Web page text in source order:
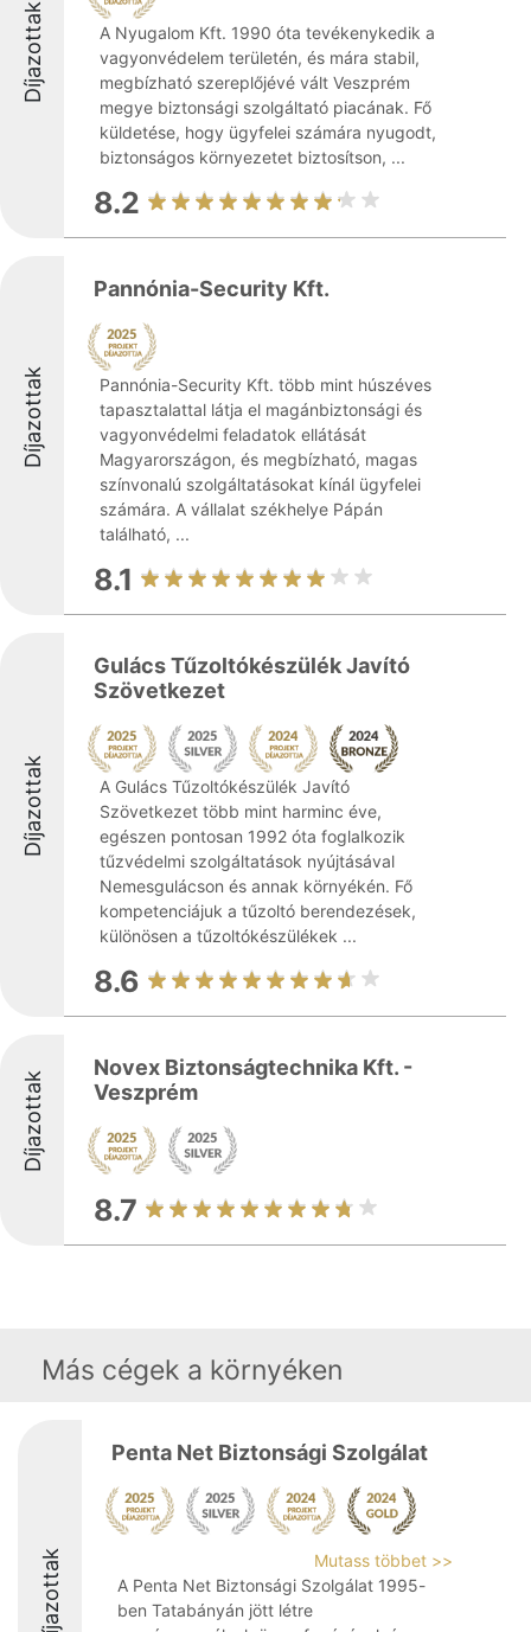
Díjazottak
A Nyugalom Kft. 1990 óta tevékenykedik a
vagyonvédelem területén, és mára stabil,
megbízható szereplőjévé vált Veszprém
megye biztonsági szolgáltató piacának. Fő
küldetése, hogy ügyfelei számára nyugodt,
biztonságos környezetet biztosítson, ...
8.2
Díjazottak
Pannónia-Security Kft.
Pannónia-Security Kft. több mint húszéves
tapasztalattal látja el magánbiztonsági és
vagyonvédelmi feladatok ellátását
Magyarországon, és megbízható, magas
színvonalú szolgáltatásokat kínál ügyfelei
számára. A vállalat székhelye Pápán
található, ...
8.1
Díjazottak
Gulács Tűzoltókészülék Javító
Szövetkezet
A Gulács Tűzoltókészülék Javító
Szövetkezet több mint harminc éve,
egészen pontosan 1992 óta foglalkozik
tűzvédelmi szolgáltatások nyújtásával
Nemesgulácson és annak környékén. Fő
kompetenciájuk a tűzoltó berendezések,
különösen a tűzoltókészülékek ...
8.6
Díjazottak
Novex Biztonságtechnika Kft. -
Veszprém
8.7
Más cégek a környéken
Díjazottak
Penta Net Biztonsági Szolgálat
Mutass többet >>
A Penta Net Biztonsági Szolgálat 1995-
ben Tatabányán jött létre